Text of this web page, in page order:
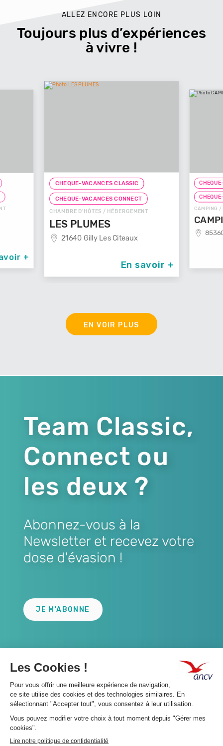
ALLEZ ENCORE PLUS LOIN
Toujours plus d’expériences
à vivre !
+
CHEQUE-VACANCES CLASSIC
CHEQUE-VACANCES CONNECT
CHAMBRE D'HÔTES / HÉBERGEMENT
LES PLUMES
21640 Gilly Les Citeaux
En savoir +
CAMPING /
EN VOIR PLUS
Team Classic,
Connect ou
les deux ?
Abonnez-vous à la
Newsletter et recevez votre
dose d'évasion !
JE M'ABONNE
A propos 👇